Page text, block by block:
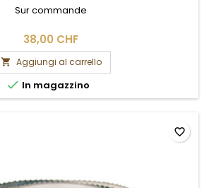
Sur commande
38,00 CHF
 Aggiungi al carrello
 In magazzino
favorite_border